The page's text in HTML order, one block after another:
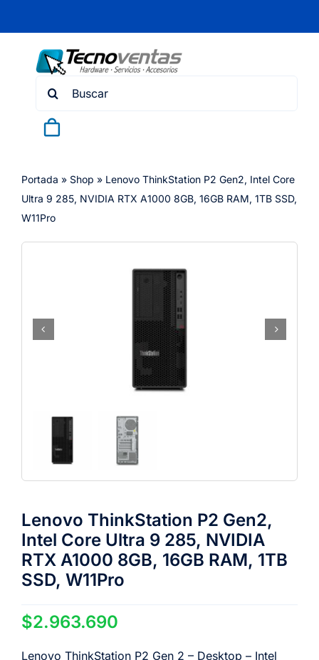
content
Search
Portada » Shop » Lenovo ThinkStation P2 Gen2, Intel Core
Ultra 9 285, NVIDIA RTX A1000 8GB, 16GB RAM, 1TB SSD,
W11Pro
Lenovo ThinkStation P2 Gen2,
Intel Core Ultra 9 285, NVIDIA
RTX A1000 8GB, 16GB RAM, 1TB
SSD, W11Pro
$2.963.690
Lenovo ThinkStation P2 Gen 2 – Desktop – Intel